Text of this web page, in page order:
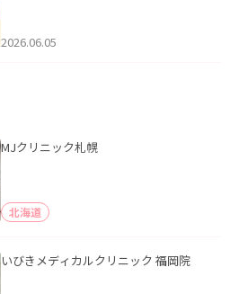
2026.06.05
MJクリニック札幌
北海道
いびきメディカルクリニック 福岡院